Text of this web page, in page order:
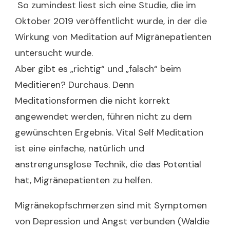
So zumindest liest sich eine Studie, die im
Oktober 2019 veröffentlicht wurde, in der die
Wirkung von Meditation auf Migränepatienten
untersucht wurde.
Aber gibt es „richtig“ und „falsch“ beim
Meditieren? Durchaus. Denn
Meditationsformen die nicht korrekt
angewendet werden, führen nicht zu dem
gewünschten Ergebnis. Vital Self Meditation
ist eine einfache, natürlich und
anstrengunsglose Technik, die das Potential
hat, Migränepatienten zu helfen.
Migränekopfschmerzen sind mit Symptomen
von Depression und Angst verbunden (Waldie